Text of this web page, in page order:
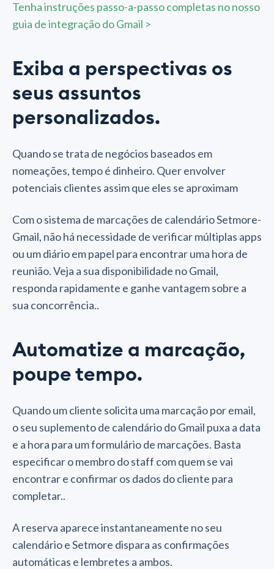
Tenha instruções passo-a-passo completas no nosso
guia de integração do Gmail >
Exiba a perspectivas os
seus assuntos
personalizados.
Quando se trata de negócios baseados em
nomeações, tempo é dinheiro. Quer envolver
potenciais clientes assim que eles se aproximam
Com o sistema de marcações de calendário Setmore-
Gmail, não há necessidade de verificar múltiplas apps
ou um diário em papel para encontrar uma hora de
reunião. Veja a sua disponibilidade no Gmail,
responda rapidamente e ganhe vantagem sobre a
sua concorrência..
Automatize a marcação,
poupe tempo.
Quando um cliente solicita uma marcação por email,
o seu suplemento de calendário do Gmail puxa a data
e a hora para um formulário de marcações. Basta
especificar o membro do staff com quem se vai
encontrar e confirmar os dados do cliente para
completar..
A reserva aparece instantaneamente no seu
calendário e Setmore dispara as confirmações
automáticas e lembretes a ambos.